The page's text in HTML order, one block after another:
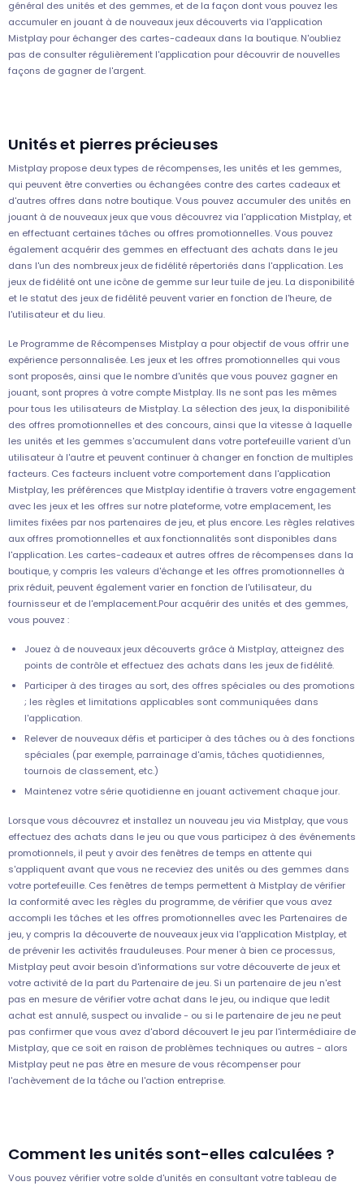
général des unités et des gemmes, et de la façon dont vous pouvez les
accumuler en jouant à de nouveaux jeux découverts via l'application
Mistplay pour échanger des cartes-cadeaux dans la boutique. N'oubliez
pas de consulter régulièrement l'application pour découvrir de nouvelles
façons de gagner de l'argent.
Unités et pierres précieuses
Mistplay propose deux types de récompenses, les unités et les gemmes,
qui peuvent être converties ou échangées contre des cartes cadeaux et
d'autres offres dans notre boutique. Vous pouvez accumuler des unités en
jouant à de nouveaux jeux que vous découvrez via l'application Mistplay, et
en effectuant certaines tâches ou offres promotionnelles. Vous pouvez
également acquérir des gemmes en effectuant des achats dans le jeu
dans l'un des nombreux jeux de fidélité répertoriés dans l'application. Les
jeux de fidélité ont une icône de gemme sur leur tuile de jeu. La disponibilité
et le statut des jeux de fidélité peuvent varier en fonction de l'heure, de
l'utilisateur et du lieu.
Le Programme de Récompenses Mistplay a pour objectif de vous offrir une
expérience personnalisée. Les jeux et les offres promotionnelles qui vous
sont proposés, ainsi que le nombre d'unités que vous pouvez gagner en
jouant, sont propres à votre compte Mistplay. Ils ne sont pas les mêmes
pour tous les utilisateurs de Mistplay. La sélection des jeux, la disponibilité
des offres promotionnelles et des concours, ainsi que la vitesse à laquelle
les unités et les gemmes s'accumulent dans votre portefeuille varient d'un
utilisateur à l'autre et peuvent continuer à changer en fonction de multiples
facteurs. Ces facteurs incluent votre comportement dans l'application
Mistplay, les préférences que Mistplay identifie à travers votre engagement
avec les jeux et les offres sur notre plateforme, votre emplacement, les
limites fixées par nos partenaires de jeu, et plus encore. Les règles relatives
aux offres promotionnelles et aux fonctionnalités sont disponibles dans
l'application. Les cartes-cadeaux et autres offres de récompenses dans la
boutique, y compris les valeurs d'échange et les offres promotionnelles à
prix réduit, peuvent également varier en fonction de l'utilisateur, du
fournisseur et de l'emplacement.Pour acquérir des unités et des gemmes,
vous pouvez :
Jouez à de nouveaux jeux découverts grâce à Mistplay, atteignez des
points de contrôle et effectuez des achats dans les jeux de fidélité.
Participer à des tirages au sort, des offres spéciales ou des promotions
; les règles et limitations applicables sont communiquées dans
l'application.
Relever de nouveaux défis et participer à des tâches ou à des fonctions
spéciales (par exemple, parrainage d'amis, tâches quotidiennes,
tournois de classement, etc.)
Maintenez votre série quotidienne en jouant activement chaque jour.
Lorsque vous découvrez et installez un nouveau jeu via Mistplay, que vous
effectuez des achats dans le jeu ou que vous participez à des événements
promotionnels, il peut y avoir des fenêtres de temps en attente qui
s'appliquent avant que vous ne receviez des unités ou des gemmes dans
votre portefeuille. Ces fenêtres de temps permettent à Mistplay de vérifier
la conformité avec les règles du programme, de vérifier que vous avez
accompli les tâches et les offres promotionnelles avec les Partenaires de
jeu, y compris la découverte de nouveaux jeux via l'application Mistplay, et
de prévenir les activités frauduleuses. Pour mener à bien ce processus,
Mistplay peut avoir besoin d'informations sur votre découverte de jeux et
votre activité de la part du Partenaire de jeu. Si un partenaire de jeu n'est
pas en mesure de vérifier votre achat dans le jeu, ou indique que ledit
achat est annulé, suspect ou invalide - ou si le partenaire de jeu ne peut
pas confirmer que vous avez d'abord découvert le jeu par l'intermédiaire de
Mistplay, que ce soit en raison de problèmes techniques ou autres - alors
Mistplay peut ne pas être en mesure de vous récompenser pour
l'achèvement de la tâche ou l'action entreprise.
Comment les unités sont-elles calculées ?
Vous pouvez vérifier votre solde d'unités en consultant votre tableau de